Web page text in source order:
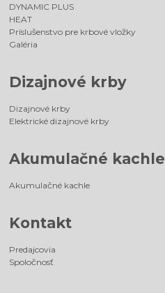
DYNAMIC PLUS
HEAT
Príslušenstvo pre krbové vložky
Galéria
Dizajnové krby
Dizajnové krby
Elektrické dizajnové krby
Akumulačné kachle
Akumulačné kachle
Kontakt
Predajcovia
Spoločnosť